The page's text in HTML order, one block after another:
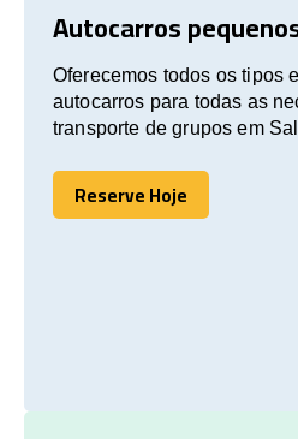
Autocarros
Oferecemos todos os tipos
autocarros para todas as
transporte de grupos em
Reserve Hoje
Reserve Hoje